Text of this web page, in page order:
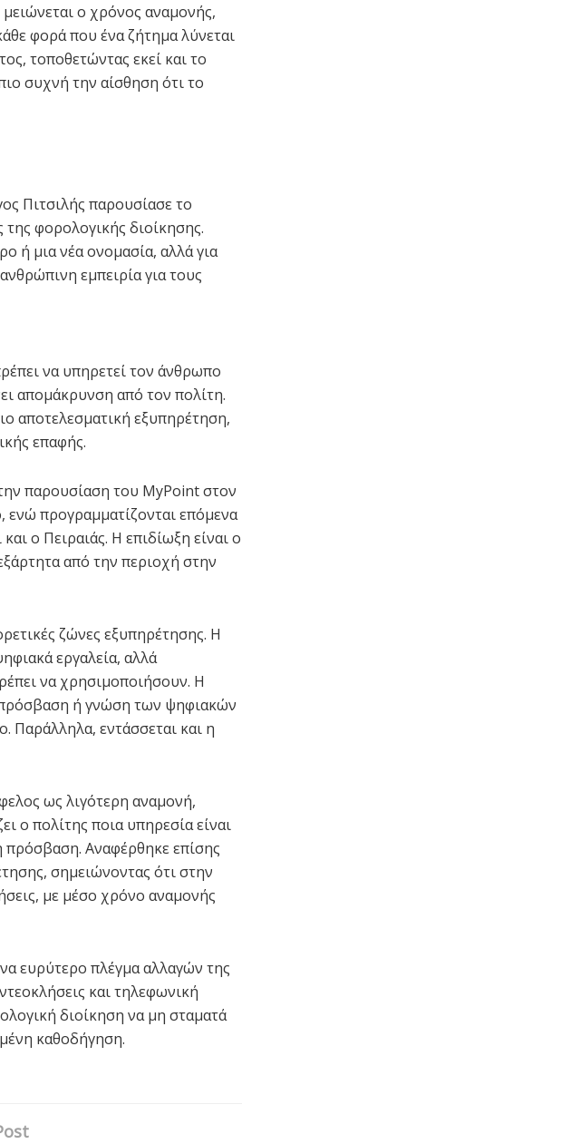
ο χρόνος αναμονής,
φορά που ένα ζήτημα λύνεται
τοποθετώντας εκεί και το
συχνή την αίσθηση ότι το
Πιτσιλής παρουσίασε το
φορολογικής διοίκησης.
ή μια νέα ονομασία, αλλά για
εμπειρία για τους
να υπηρετεί τον άνθρωπο
απομάκρυνση από τον πολίτη.
αποτελεσματική εξυπηρέτηση,
επαφής.
παρουσίαση του MyPoint στον
προγραμματίζονται επόμενα
ο Πειραιάς. Η επιδίωξη είναι ο
από την περιοχή στην
ζώνες εξυπηρέτησης. Η
εργαλεία, αλλά
να χρησιμοποιήσουν. Η
πρόσβαση ή γνώση των ψηφιακών
εντάσσεται και η
ως λιγότερη αναμονή,
ο πολίτης ποια υπηρεσία είναι
πρόσβαση. Αναφέρθηκε επίσης
σημειώνοντας ότι στην
με μέσο χρόνο αναμονής
ευρύτερο πλέγμα αλλαγών της
και τηλεφωνική
διοίκηση να μη σταματά
καθοδήγηση.